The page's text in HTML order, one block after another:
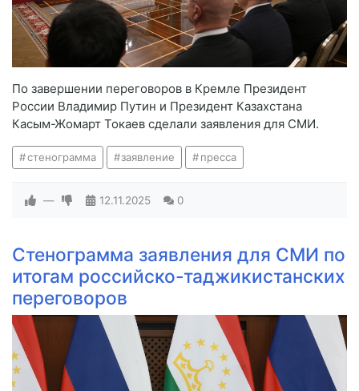
По завершении переговоров в Кремле Президент
России Владимир Путин и Президент Казахстана
Касым-Жомарт Токаев сделали заявления для СМИ.
стенограмма заявление пресса
— 12.11.2025 0
Стенограмма заявления для СМИ по
итогам российско-таджикистанских
переговоров